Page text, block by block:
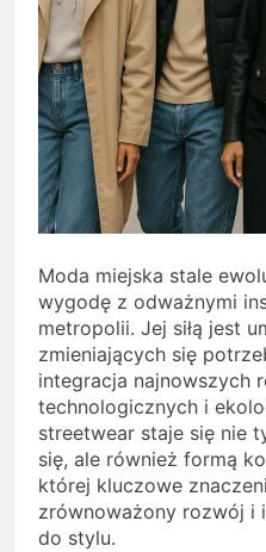
Moda miejska stale
wygodę z odważnymi
metropolii. Jej siłą jest
zmieniających się
integracja najnowszych
technologicznych i
streetwear staje się nie
się, ale również formą
której kluczowe
zrównoważony rozwój i
do stylu.